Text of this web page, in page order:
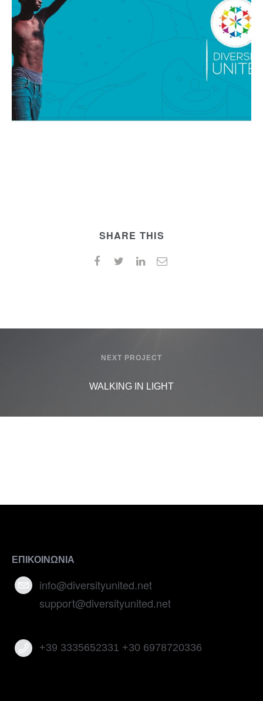
Μέσω της τέχνης και της κοινωνικής καινοτομίας με
ψηφιακά μέσα και εφαρμογές προωθούμε
συμπεριληπτικές κοινωνικές και περιβαλλοντικές
SHARE THIS
NEXT PROJECT
WALKING IN LIGHT
ΕΠΙΚΟΙΝΩΝΙΑ
info@diversityunited.net
support@diversityunited.net
+39 3335652331 +30 6978720336